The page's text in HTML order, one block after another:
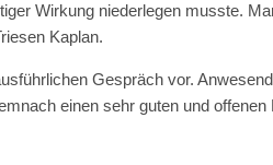
Wirkung niederlegen musste.
Kaplan.
Gespräch vor.
einen sehr guten und offenen